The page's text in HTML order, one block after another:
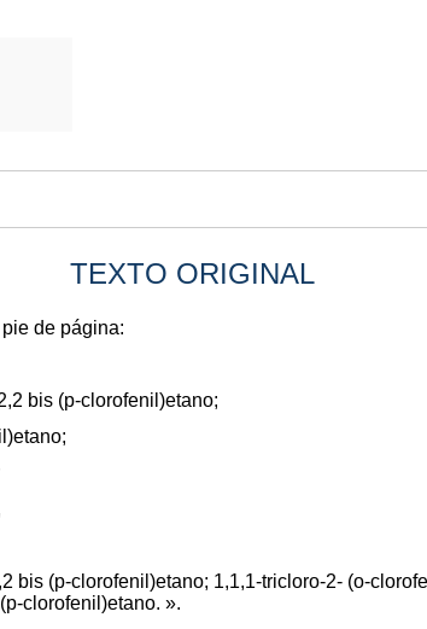
TEXTO ORIGINAL
de página:
bis (p-clorofenil)etano;
bis (p-clorofenil)etano; 1,1,1-tricloro-2- (o-
clorofenil)etano. ».